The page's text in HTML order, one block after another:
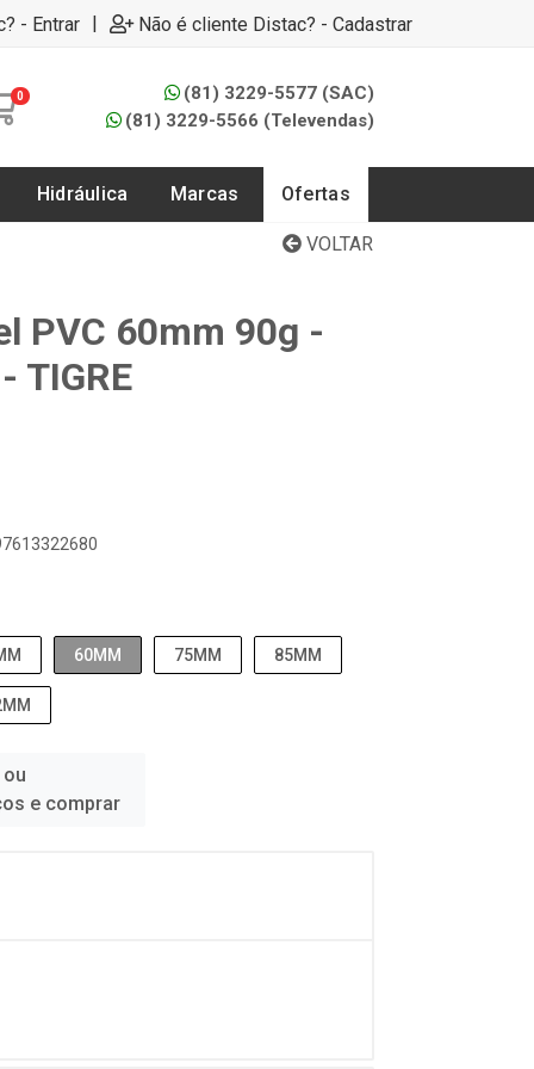
- Entrar | Não é cliente Distac? - Cadastrar
0
(81) 3229-5577 (SAC)
(81) 3229-5566 (Televendas)
Hidráulica Marcas Ofertas
VOLTAR
PVC 60mm 90g -
TIGRE
60MM 75MM 85MM
e comprar